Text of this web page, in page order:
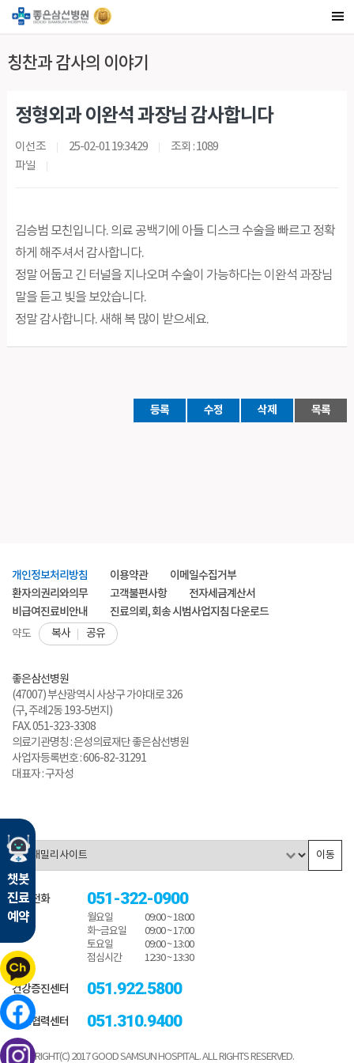
칭찬과 감사의 이야기
정형외과 이완석 과장님 감사합니다
이선조 25-02-01 19:34:29
조회 : 1089
파일
김승범 모친입니다. 의료 공백기에 아들 디스크 수술을 빠르고 정확
하게 해주셔서 감사합니다.
정말 어둡고 긴 터널을 지나오며 수술이 가능하다는 이완석 과장님
말을 듣고 빛을 보았습니다.
정말 감사합니다. 새해 복 많이 받으세요.
등록 수정 삭제 목록
개인정보처리방침 이용약관
이메일수집거부
환자의권리와의무
고객불편사항
전자세금계산서
비급여진료비안내
진료의뢰, 회송 시범사업지침 다운로드
약도 복사 공유
좋은삼선병원
(47007) 부산광역시 사상구 가야대로 326
(구, 주례2동 193-5번지)
FAX. 051-323-3308
의료기관명칭 : 은성의료재단 좋은삼선병원
사업자등록번호 : 606-82-31291
대표자 : 구자성
이동
대표전화 051-322-0900
월요일
09:00 ~ 18:00
화~금요일
09:00 ~ 17:00
토요일
09:00 ~ 13:00
점심시간
12:30 ~ 13:30
건강증진센터 051.922.5800
진료협력센터 051.310.9400
COPYRIGHT(C) 2017 GOOD SAMSUN HOSPITAL. ALL RIGHTS RESERVED.
챗봇
진료
예약